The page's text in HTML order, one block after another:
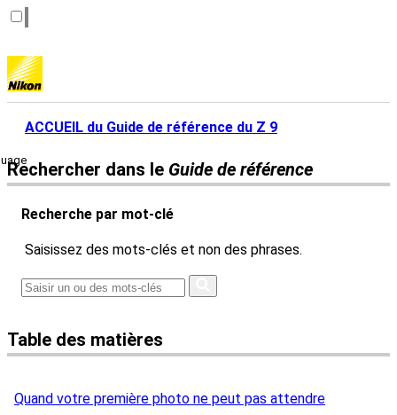
ACCUEIL du Guide de référence du Z 9
Rechercher dans le Guide de référence
Recherche par mot-clé
Saisissez des mots-clés et non des phrases.
Table des matières
Quand votre première photo ne peut pas attendre